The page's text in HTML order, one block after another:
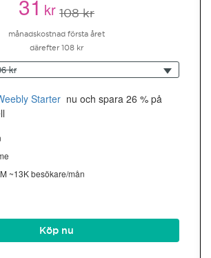
31kr 108 kr
månadskostnad första året
därefter 108 kr
kr
Starter nu och spara 26 % på
~13K besökare/mån
Köp nu